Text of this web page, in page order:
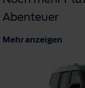
Abenteuer
Mehr anzeigen